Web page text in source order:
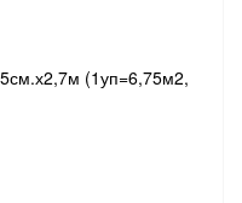
(1уп=6,75м2,